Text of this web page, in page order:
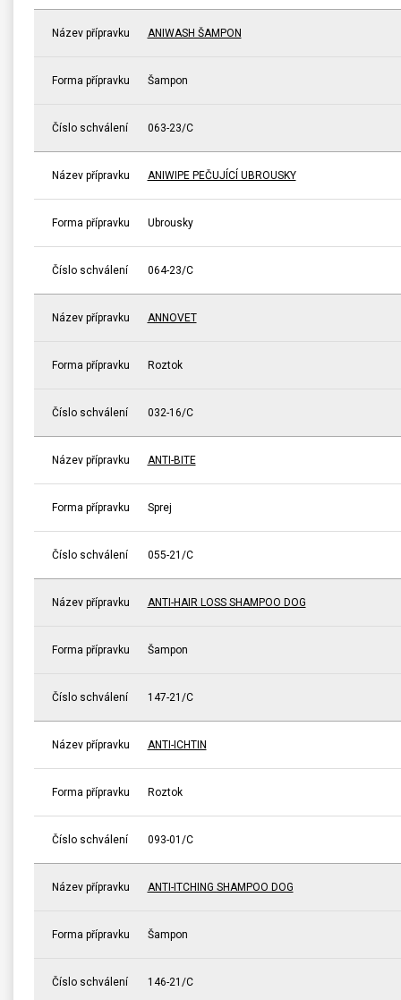
Název přípravku ANIWASH ŠAMPON
Forma přípravku Šampon
Číslo schválení 063-23/C
Název přípravku ANIWIPE PEČUJÍCÍ UBROUSKY
Forma přípravku Ubrousky
Číslo schválení 064-23/C
Název přípravku ANNOVET
Forma přípravku Roztok
Číslo schválení 032-16/C
Název přípravku ANTI-BITE
Forma přípravku Sprej
Číslo schválení 055-21/C
Název přípravku ANTI-HAIR LOSS SHAMPOO DOG
Forma přípravku Šampon
Číslo schválení 147-21/C
Název přípravku ANTI-ICHTIN
Forma přípravku Roztok
Číslo schválení 093-01/C
Název přípravku ANTI-ITCHING SHAMPOO DOG
Forma přípravku Šampon
Číslo schválení 146-21/C